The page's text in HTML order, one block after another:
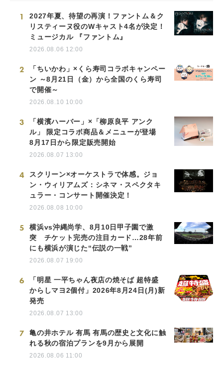
1
2027年夏、待望の再演！ファントム＆ク
リスティーヌ役のWキャスト4名が決定！
ミュージカル 『ファントム』
2026.08.06 12:00
2
「ちいかわ」×くら寿司コラボキャンペー
ン ～8月21日（金）から全国のくら寿司
で開催～
2026.08.10 10:00
3
「横濱ハーバー」×「柳原良平 アンク
ル」 限定コラボ商品＆メニューが登場
8月17日から限定販売開始
2026.08.07 13:00
4
スクリーン×オーケストラで体感。ジョ
ン・ウィリアムズ：シネマ・スペクタキ
ュラー・コンサート開催決定！
2026.08.08 10:00
5
横浜vs沖縄尚学、8月10日甲子園で激
突 チケット完売の注目カード…28年前
にも横浜が演じた“伝説の一戦”
2026.08.07 19:00
6
「明星 一平ちゃん夜店の焼そば 超特盛
からしマヨ2個付」2026年8月24日(月)新
発売
2026.08.07 13:00
7
亀の井ホテル 有馬 有馬の歴史と文化に触
れる秋の宿泊プランを9月から展開
2026.08.06 11:00